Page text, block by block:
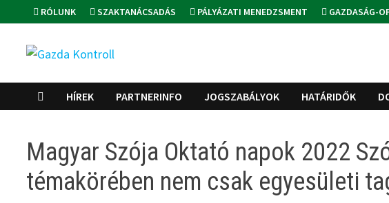
to
content
RÓLUNK SZAKTANÁCSADÁS PÁLYÁZATI MENEDZSMENT GAZDASÁG-
HÍREK PARTNERINFO JOGSZABÁLYOK HATÁRIDŐK
Magyar Szója Oktató napok 2022
témakörében nem csak egyesületi